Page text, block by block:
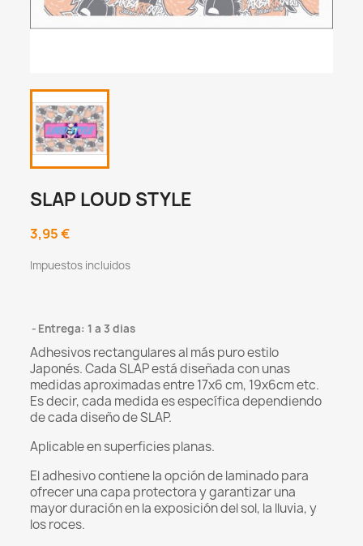
SLAP LOUD STYLE
3,95 €
Impuestos incluidos
Entrega: 1 a 3 dias
Adhesivos rectangulares al más puro estilo
Japonés. Cada SLAP está diseñada con unas
medidas aproximadas entre 17x6 cm, 19x6cm etc.
Es decir, cada medida es específica dependiendo
de cada diseño de SLAP.
Aplicable en superficies planas.
El adhesivo contiene la opción de laminado para
ofrecer una capa protectora y garantizar una
mayor duración en la exposición del sol, la lluvia, y
los roces.